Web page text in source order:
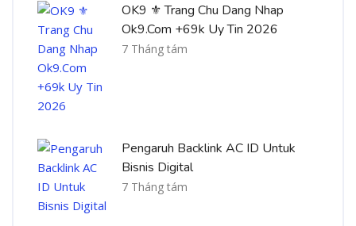
OK9 ⚜️ Trang Chu Dang Nhap
Ok9.Com +69k Uy Tin 2026
7 Tháng tám
Pengaruh Backlink AC ID Untuk
Bisnis Digital
7 Tháng tám